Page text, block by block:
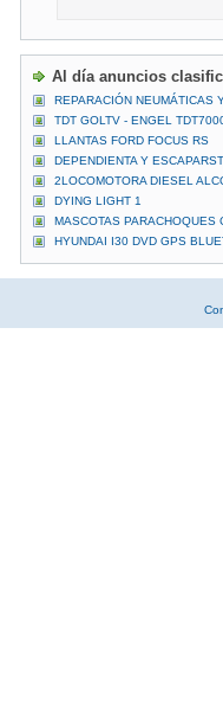
Al día anuncios
REPARACIÓN NEUMÁTICAS
TDT GOLTV - ENGEL
LLANTAS FORD FOCUS RS
DEPENDIENTA Y
2LOCOMOTORA DIESEL
DYING LIGHT 1
MASCOTAS PARACHOQUES
HYUNDAI I30 DVD GPS